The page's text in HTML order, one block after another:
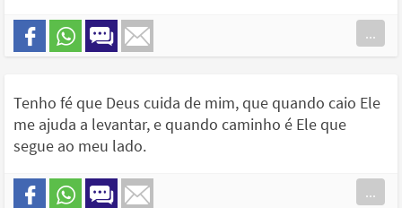
...
Tenho fé que Deus cuida de mim, que quando caio Ele
me ajuda a levantar, e quando caminho é Ele que
segue ao meu lado.
...